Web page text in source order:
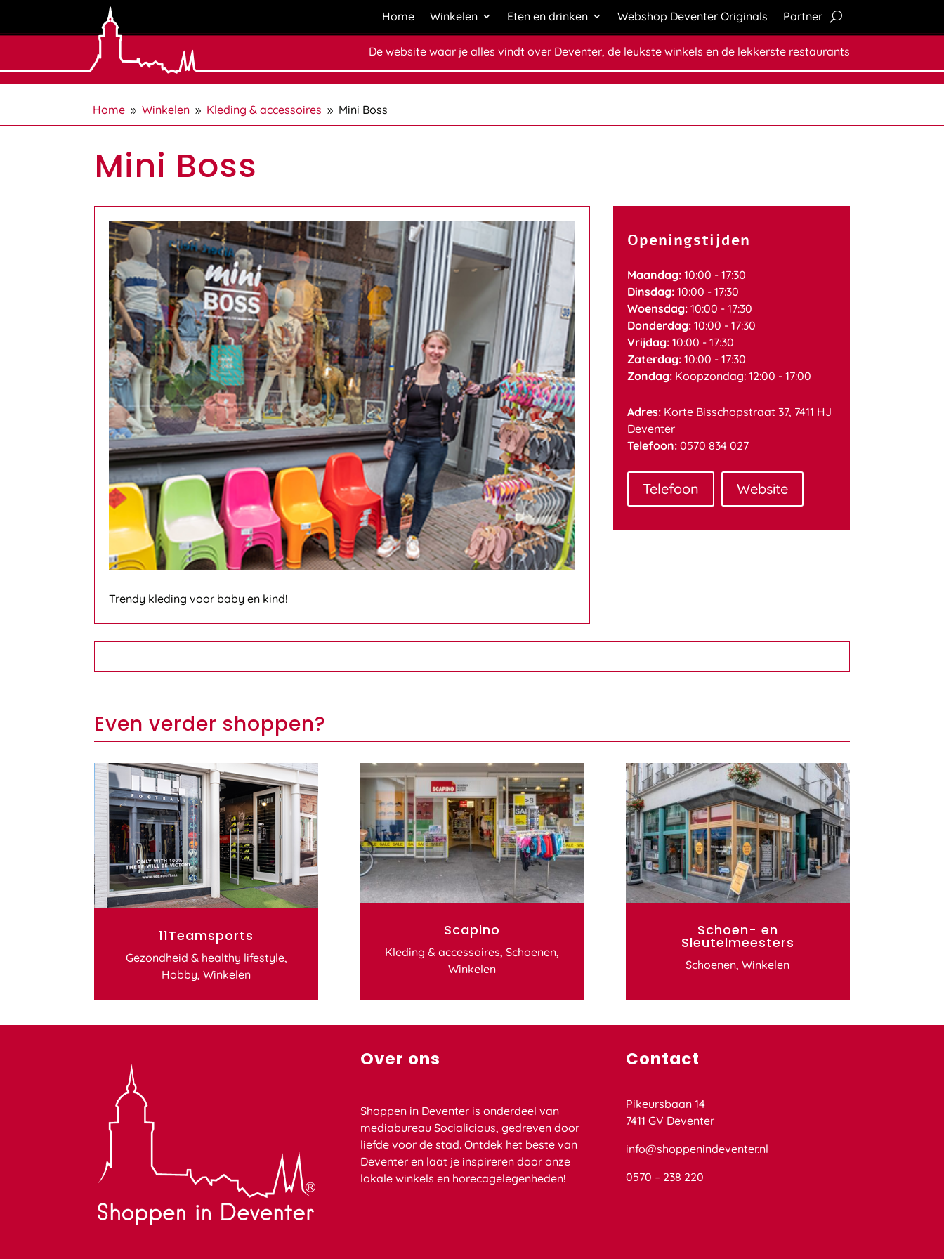
Home Winkelen Eten en drinken Webshop Deventer Originals Partner
De website waar je alles vindt over Deventer, de leukste winkels en de lekkerste restaurants
Home 9 Winkelen 9 Kleding & accessoires 9 Mini Boss
Mini Boss
Trendy kleding voor baby en kind!
Openingstijden
Maandag:10:00 - 17:30
Dinsdag:10:00 - 17:30
Woensdag:10:00 - 17:30
Donderdag:10:00 - 17:30
Vrijdag:10:00 - 17:30
Zaterdag:10:00 - 17:30
Zondag:Koopzondag: 12:00 - 17:00
Adres:Korte Bisschopstraat 37, 7411 HJ
Deventer
Telefoon:0570 834 027
Telefoon Website
Even verder shoppen?
11Teamsports
Gezondheid & healthy lifestyle,
Hobby,Winkelen
Scapino
Kleding & accessoires, Schoenen,
Winkelen
Schoen- en
Sleutelmeesters
Schoenen,Winkelen
Over ons
Shoppen in Deventer is onderdeel van
mediabureau Socialicious, gedreven door
liefde voor de stad. Ontdek het beste van
Deventer en laat je inspireren door onze
lokale winkels en horecagelegenheden!
Contact
Pikeursbaan 14
7411 GV Deventer
info@shoppenindeventer.nl
0570 – 238 220